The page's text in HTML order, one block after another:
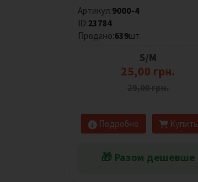
Артикул:9000-4
ID:23784
Продано:639шт.
S/M
25,00 грн.
Подробно Купить
🎁 Разом дешевше